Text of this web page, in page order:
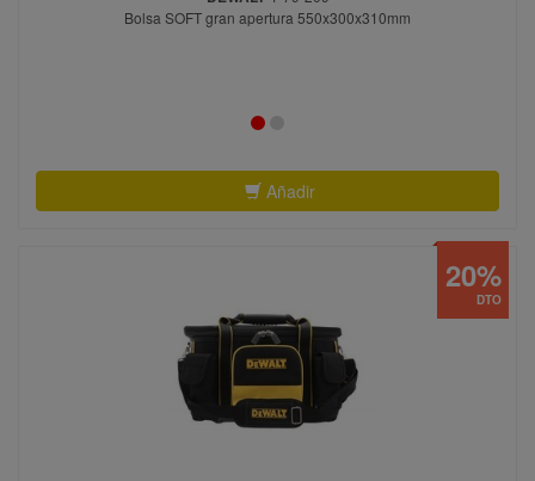
Bolsa SOFT gran apertura 550x300x310mm
Añadir
DTO
20%